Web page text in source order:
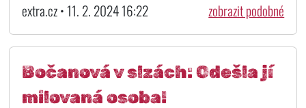
extra.cz • 11. 2. 2024 16:22 zobrazit podobné
Bočanová v slzách: Odešla jí
milovaná osoba!